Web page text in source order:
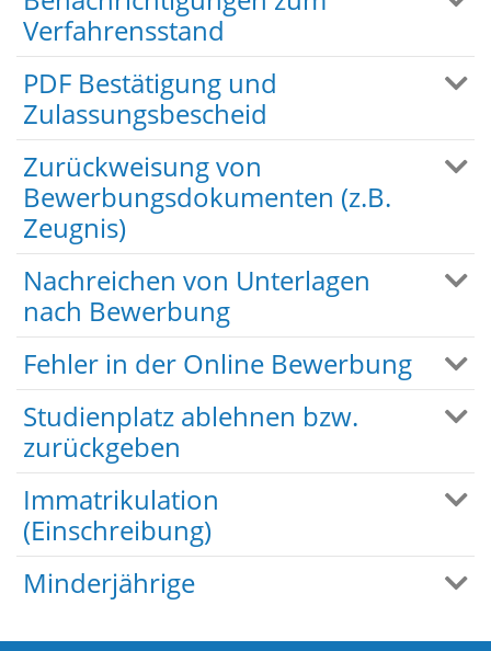
Verfahrensstand
PDF Bestätigung und
Zulassungsbescheid
Zurückweisung von
Bewerbungsdokumenten (z.B.
Zeugnis)
Nachreichen von Unterlagen
nach Bewerbung
Fehler in der Online Bewerbung
Studienplatz ablehnen bzw.
zurückgeben
Immatrikulation
(Einschreibung)
Minderjährige